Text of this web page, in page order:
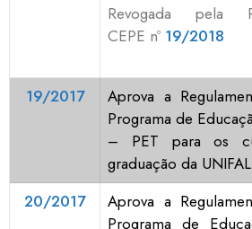
Revogada pela
CEPE nº 19/2018
19/2017
Aprova a
Programa de
– PET para os
graduação da
20/2017
Aprova a
Programa de